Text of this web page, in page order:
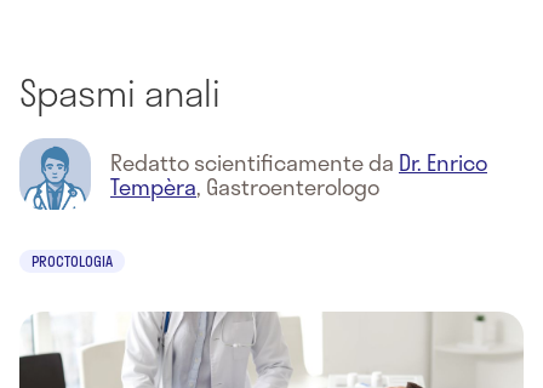
Spasmi anali
Redatto scientificamente da Dr. Enrico
Tempèra, Gastroenterologo
PROCTOLOGIA